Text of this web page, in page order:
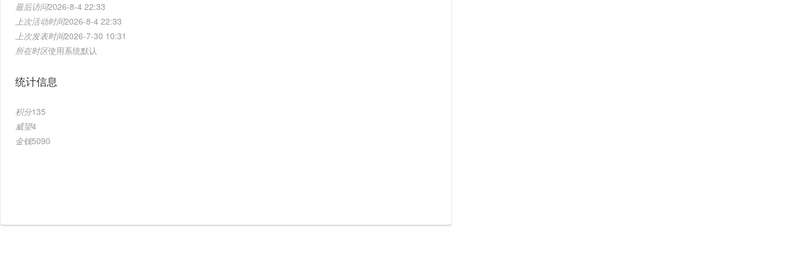
最后访问2026-8-4 22:33
上次活动时间2026-8-4 22:33
上次发表时间2026-7-30 10:31
所在时区使用系统默认
统计信息
积分135
威望4
金钱5090